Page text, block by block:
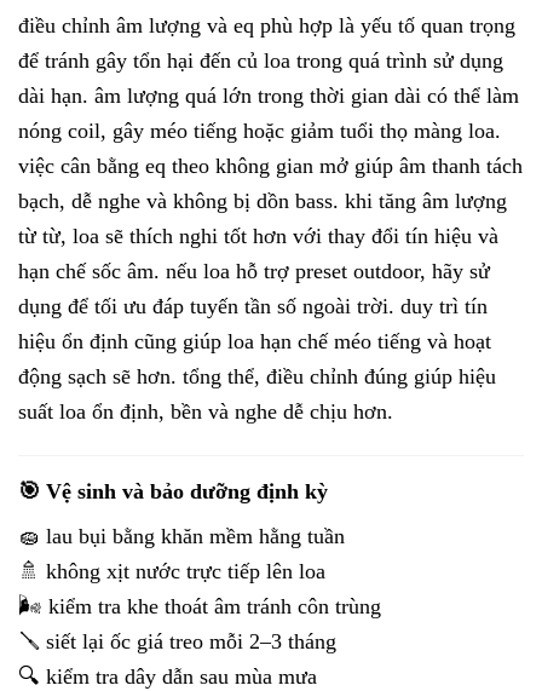
điều chỉnh âm lượng và eq phù hợp là yếu tố quan trọng
để tránh gây tổn hại đến củ loa trong quá trình sử dụng
dài hạn. âm lượng quá lớn trong thời gian dài có thể làm
nóng coil, gây méo tiếng hoặc giảm tuổi thọ màng loa.
việc cân bằng eq theo không gian mở giúp âm thanh tách
bạch, dễ nghe và không bị dồn bass. khi tăng âm lượng
từ từ, loa sẽ thích nghi tốt hơn với thay đổi tín hiệu và
hạn chế sốc âm. nếu loa hỗ trợ preset outdoor, hãy sử
dụng để tối ưu đáp tuyến tần số ngoài trời. duy trì tín
hiệu ổn định cũng giúp loa hạn chế méo tiếng và hoạt
động sạch sẽ hơn. tổng thể, điều chỉnh đúng giúp hiệu
suất loa ổn định, bền và nghe dễ chịu hơn.
🎯 Vệ sinh và bảo dưỡng định kỳ
🧽 lau bụi bằng khăn mềm hằng tuần
🚿 không xịt nước trực tiếp lên loa
🌬️ kiểm tra khe thoát âm tránh côn trùng
🪛 siết lại ốc giá treo mỗi 2–3 tháng
🔍 kiểm tra dây dẫn sau mùa mưa